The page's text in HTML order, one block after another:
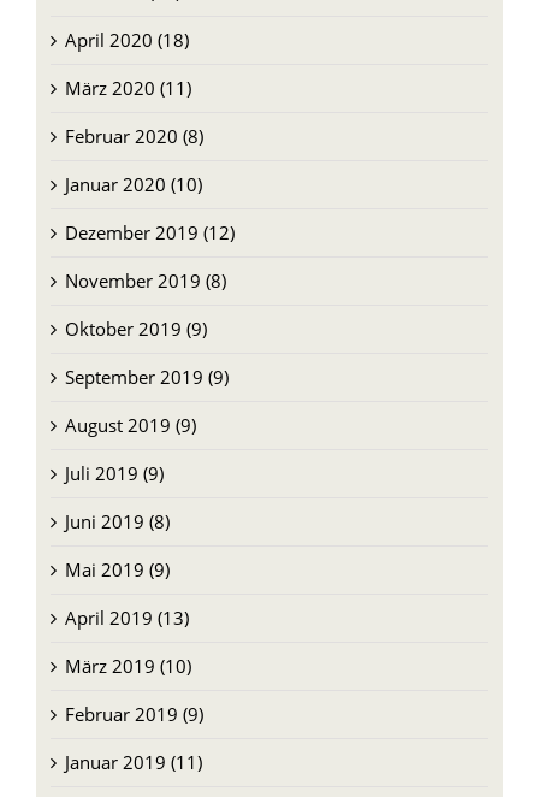
April 2020 (18)
März 2020 (11)
Februar 2020 (8)
Januar 2020 (10)
Dezember 2019 (12)
November 2019 (8)
Oktober 2019 (9)
September 2019 (9)
August 2019 (9)
Juli 2019 (9)
Juni 2019 (8)
Mai 2019 (9)
April 2019 (13)
März 2019 (10)
Februar 2019 (9)
Januar 2019 (11)